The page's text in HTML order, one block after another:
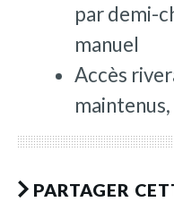
par demi-
manuel
Accès
maintenus,
PARTAGER